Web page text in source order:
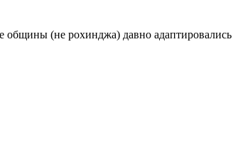
общины (не рохинджа) давно адаптировались